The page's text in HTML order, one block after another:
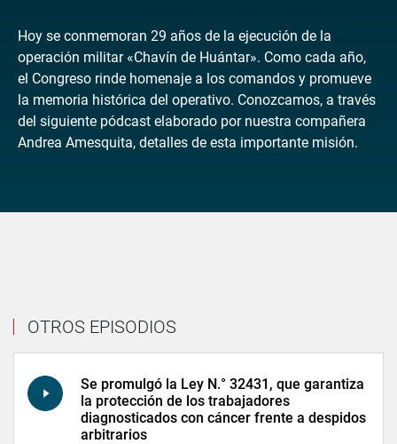
Hoy se conmemoran 29 años de la ejecución de la
operación militar «Chavín de Huántar». Como cada año,
el Congreso rinde homenaje a los comandos y promueve
la memoria histórica del operativo. Conozcamos, a través
del siguiente pódcast elaborado por nuestra compañera
Andrea Amesquita, detalles de esta importante misión.
OTROS EPISODIOS
Se promulgó la Ley N.° 32431, que garantiza
la protección de los trabajadores
diagnosticados con cáncer frente a despidos
arbitrarios